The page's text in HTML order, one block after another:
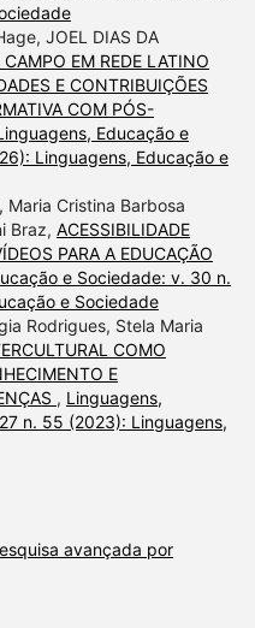
JOEL DIAS DA
EM REDE LATINO
E CONTRIBUIÇÕES
COM PÓS-
Educação e
Linguagens, Educação e
Maria Cristina Barbosa
Braz, ACESSIBILIDADE
PARA A EDUCAÇÃO
e Sociedade: v. 30 n.
e Sociedade
Rodrigues, Stela Maria
COMO
E
, Linguagens,
n. 55 (2023): Linguagens,
avançada por